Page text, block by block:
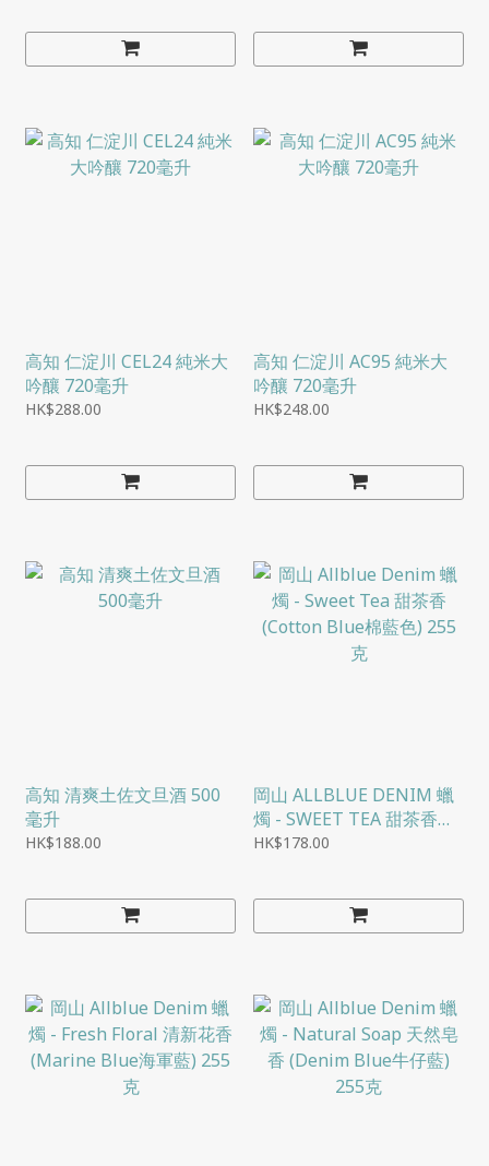
高知 仁淀川 CEL24 純米大
吟釀 720毫升
HK$288.00
高知 仁淀川 AC95 純米大
吟釀 720毫升
HK$248.00
高知 清爽土佐文旦酒 500
毫升
HK$188.00
岡山 ALLBLUE DENIM 蠟
燭 - SWEET TEA 甜茶香
(COTTON BLUE棉藍色)
HK$178.00